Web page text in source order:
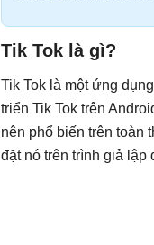
Tik Tok là gì?
Tik Tok là một ứng
triển Tik Tok trên
nên phổ biến trên toàn
đặt nó trên trình giả lập